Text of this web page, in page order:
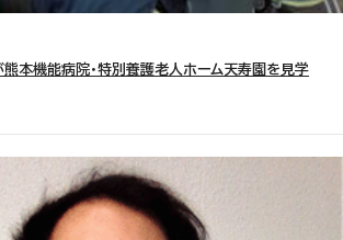
本機能病院・特別養護老人ホーム天寿園を見学